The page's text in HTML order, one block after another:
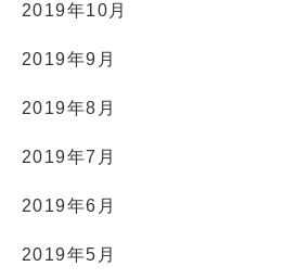
2019年10月
2019年9月
2019年8月
2019年7月
2019年6月
2019年5月